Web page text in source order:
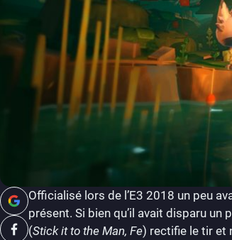
Officialisé lors de l’E3 2018 un peu
présent. Si bien qu’il avait disparu un
(Stick it to the Man, Fe) rectifie le tir et